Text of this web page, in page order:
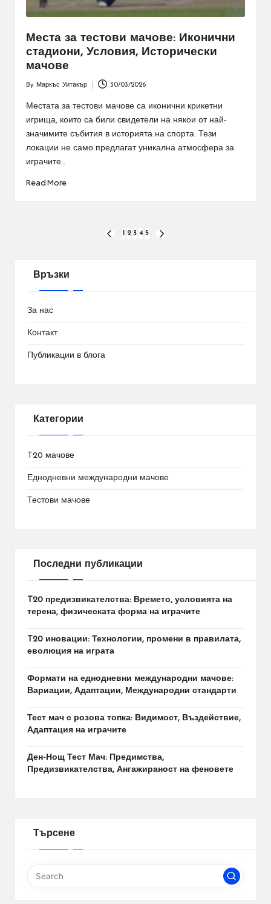
Места за тестови мачове: Иконични
стадиони, Условия, Исторически
мачове
by
By Маркъс Уитакър 30/03/2026
Местата за тестови мачове са иконични крикетни
игрища, които са били свидетели на някои от най-
значимите събития в историята на спорта. Тези
локации не само предлагат уникална атмосфера за
играчите…
Read More
PREVIOUS
2 3 4 5
Връзки
За нас
Контакт
Публикации в блога
Категории
T20 мачове
Еднодневни международни мачове
Тестови мачове
Последни публикации
T20 предизвикателства: Времето, условията на
терена, физическата форма на играчите
T20 иновации: Технологии, промени в правилата,
еволюция на играта
Формати на еднодневни международни мачове:
Вариации, Адаптации, Международни стандарти
Тест мач с розова топка: Видимост, Въздействие,
Адаптация на играчите
Ден-Нощ Тест Мач: Предимства,
Предизвикателства, Ангажираност на феновете
Търсене